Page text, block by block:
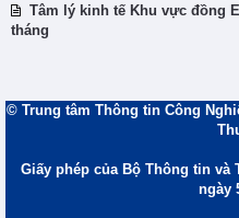
Tâm lý kinh tế Khu vực đồng
tháng
© Trung tâm Thông tin Công
Giấy phép của Bộ Thông tin và
ngày